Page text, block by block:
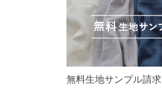
無料生地サンプル請求